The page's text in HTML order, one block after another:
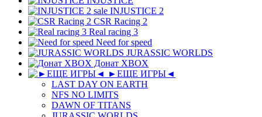
sale INJUSTICE 2
CSR Racing 2
Real racing 3
Need for speed
JURASSIC WORLDS
Донат XBOX
►ЕЩЕ ИГРЫ◄
LAST DAY ON EARTH
NFS NO LIMITS
DAWN OF TITANS